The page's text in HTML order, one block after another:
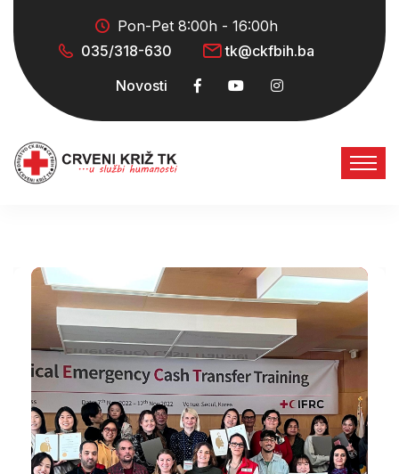
Pon-Pet 8:00h - 16:00h
035/318-630
tk@ckfbih.ba
Novosti